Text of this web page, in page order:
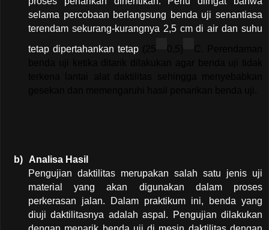
selama percobaan berlangsung benda uji senantiasa
terendam sekurang-kurangnya 2,5 cm di air dan suhu
tetap dipertahankan tetap
b)
Analisa Hasil
Pengujian daktilitas merupakan salah satu jenis uji
material yang akan digunakan dalam proses
perkerasan jalan. Dalam praktikum ini, benda yang
diuji daktilitasnya adalah aspal. Pengujian dilakukan